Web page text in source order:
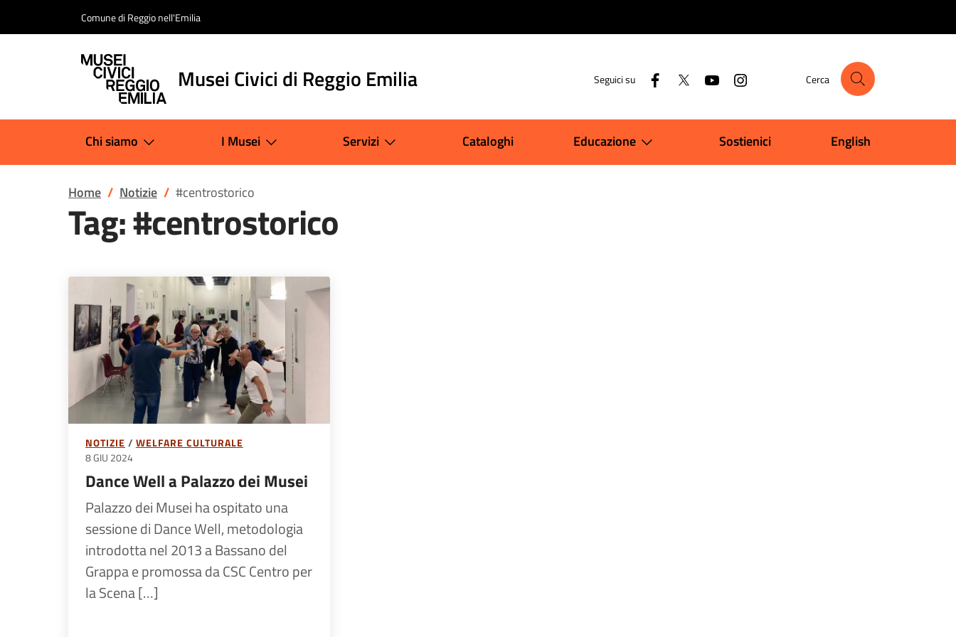
Comune di Reggio nell'Emilia
Musei Civici di Reggio Emilia Seguici su Cerca
Chi siamo I Musei Servizi Cataloghi Educazione Sostienici English
Home Notizie #centrostorico
Tag:#centrostorico
NOTIZIE
WELFARE CULTURALE
8 GIU 2024
Dance Well a Palazzo dei Musei
Palazzo dei Musei ha ospitato una
sessione di Dance Well, metodologia
introdotta nel 2013 a Bassano del
Grappa e promossa da CSC Centro per
la Scena […]